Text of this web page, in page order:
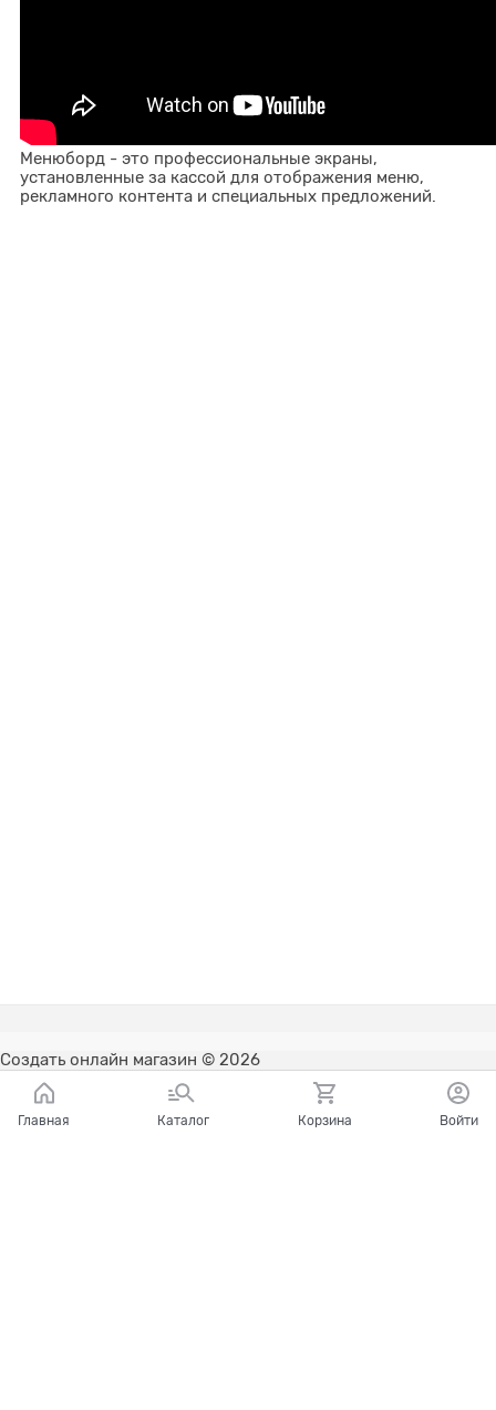
Менюборд - это профессиональные экраны,
установленные за кассой для отображения меню,
рекламного контента и специальных предложений.
Создать онлайн магазин © 2026
Главная Каталог Корзина Войти